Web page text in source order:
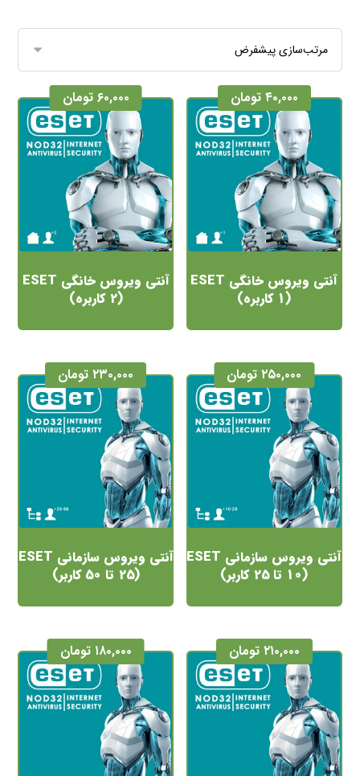
آنتی ویروس خانگی ESET
(1 کاربره)
۴۰,۰۰۰ تومان
آنتی ویروس خانگی ESET
(2 کاربره)
۶۰,۰۰۰ تومان
آنتی ویروس سازمانی ESET
(10 تا 25 کاربر)
۲۵۰,۰۰۰ تومان
آنتی ویروس سازمانی ESET
(25 تا 50 کاربر)
۲۳۰,۰۰۰ تومان
۲۱۰,۰۰۰ تومان ۱۸۰,۰۰۰ تومان